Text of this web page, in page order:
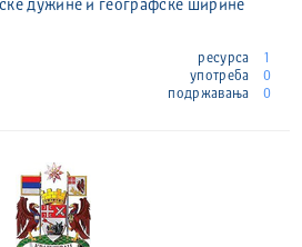
дужине и географске ширине
ресурса
1
употреба
0
подржавања
0